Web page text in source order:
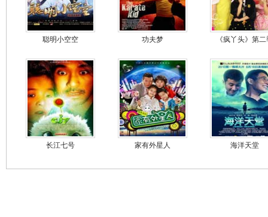
聪明小空空 功夫梦 《疯丫头》第二
长江七号 家有外星人 海洋天堂